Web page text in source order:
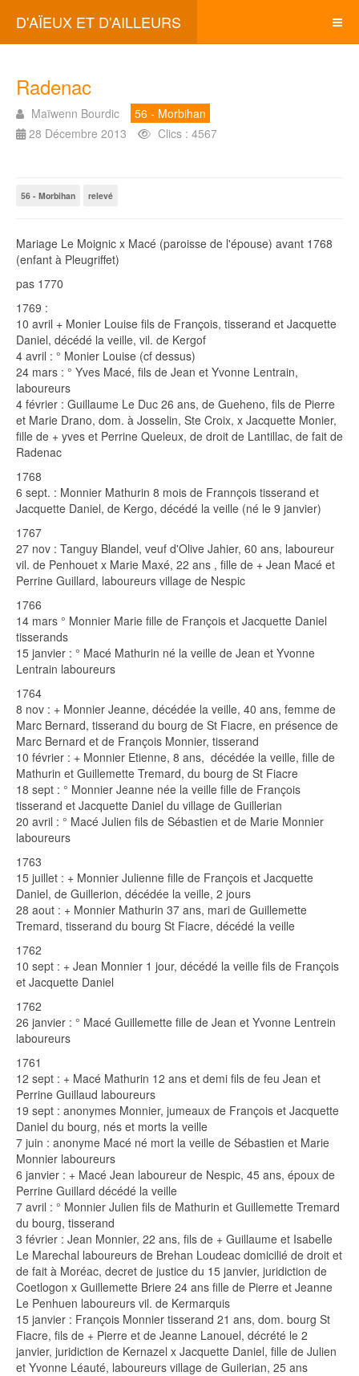
D'AÏEUX ET D'AILLEURS
Radenac
Maïwenn Bourdic
56 - Morbihan
28 Décembre 2013
Clics : 4567
56 - Morbihan relevé
Mariage Le Moignic x Macé (paroisse de l'épouse) avant 1768
(enfant à Pleugriffet)
pas 1770
1769 :
10 avril + Monier Louise fils de François, tisserand et Jacquette
Daniel, décédé la veille, vil. de Kergof
4 avril : ° Monier Louise (cf dessus)
24 mars : ° Yves Macé, fils de Jean et Yvonne Lentrain,
laboureurs
4 février : Guillaume Le Duc 26 ans, de Gueheno, fils de Pierre
et Marie Drano, dom. à Josselin, Ste Croix, x Jacquette Monier,
fille de + yves et Perrine Queleux, de droit de Lantillac, de fait de
Radenac
1768
6 sept. : Monnier Mathurin 8 mois de Frannçois tisserand et
Jacquette Daniel, de Kergo, décédé la veille (né le 9 janvier)
1767
27 nov : Tanguy Blandel, veuf d'Olive Jahier, 60 ans, laboureur
vil. de Penhouet x Marie Maxé, 22 ans , fille de + Jean Macé et
Perrine Guillard, laboureurs village de Nespic
1766
14 mars ° Monnier Marie fille de François et Jacquette Daniel
tisserands
15 janvier : ° Macé Mathurin né la veille de Jean et Yvonne
Lentrain laboureurs
1764
8 nov : + Monnier Jeanne, décédée la veille, 40 ans, femme de
Marc Bernard, tisserand du bourg de St Fiacre, en présence de
Marc Bernard et de François Monnier, tisserand
10 février : + Monnier Etienne, 8 ans, décédée la veille, fille de
Mathurin et Guillemette Tremard, du bourg de St Fiacre
18 sept : ° Monnier Jeanne née la veille fille de François
tisserand et Jacquette Daniel du village de Guillerian
20 avril : ° Macé Julien fils de Sébastien et de Marie Monnier
laboureurs
1763
15 juillet : + Monnier Julienne fille de François et Jacquette
Daniel, de Guillerion, décédée la veille, 2 jours
28 aout : + Monnier Mathurin 37 ans, mari de Guillemette
Tremard, tisserand du bourg St Fiacre, décédé la veille
1762
10 sept : + Jean Monnier 1 jour, décédé la veille fils de François
et Jacquette Daniel
1762
26 janvier : ° Macé Guillemette fille de Jean et Yvonne Lentrein
laboureurs
1761
12 sept : + Macé Mathurin 12 ans et demi fils de feu Jean et
Perrine Guillaud laboureurs
19 sept : anonymes Monnier, jumeaux de François et Jacquette
Daniel du bourg, nés et morts la veille
7 juin : anonyme Macé né mort la veille de Sébastien et Marie
Monnier laboureurs
6 janvier : + Macé Jean laboureur de Nespic, 45 ans, époux de
Perrine Guillard décédé la veille
7 avril : ° Monnier Julien fils de Mathurin et Guillemette Tremard
du bourg, tisserand
3 février : Jean Monnier, 22 ans, fils de + Guillaume et Isabelle
Le Marechal laboureurs de Brehan Loudeac domicilié de droit et
de fait à Moréac, decret de justice du 15 janvier, juridiction de
Coetlogon x Guillemette Briere 24 ans fille de Pierre et Jeanne
Le Penhuen laboureurs vil. de Kermarquis
15 janvier : François Monnier tisserand 21 ans, dom. bourg St
Fiacre, fils de + Pierre et de Jeanne Lanouel, décrété le 2
janvier, juridiction de Kernazel x Jacquette Daniel, fille de Julien
et Yvonne Léauté, laboureurs village de Guilerian, 25 ans